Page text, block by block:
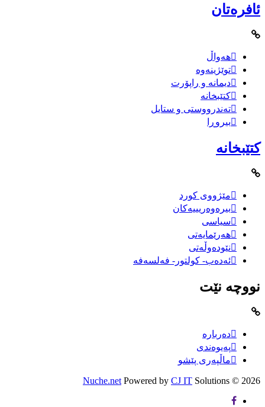
ئافرەتان
هەواڵ
توێژینەوە
دیمانە و راپۆرت
کتێبخانە
تەندرووستی و ستایل
بیروڕا
کتێبخانە
مێژووى کورد
بیرەوەریییەکان
سیاسى
هەرێمایەتی
نێودەوڵەتی
ئەدەب- کولتور- فەلسەفە
نووچە نێت
دەربارە
پەیوەندی
ماڵپەری پێشو
2026 ©
Nuche.net Powered by CJ IT Solutions